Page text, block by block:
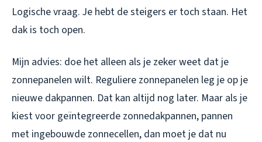
Logische vraag. Je hebt de steigers er toch staan. Het
dak is toch open.
Mijn advies: doe het alleen als je zeker weet dat je
zonnepanelen wilt. Reguliere zonnepanelen leg je op je
nieuwe dakpannen. Dat kan altijd nog later. Maar als je
kiest voor geïntegreerde zonnedakpannen, pannen
met ingebouwde zonnecellen, dan moet je dat nu